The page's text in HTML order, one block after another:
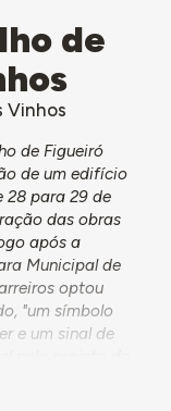
de
Vinhos
de Figueiró
de um edifício
28 para 29 de
das obras
após a
Municipal de
optou
"um símbolo
e um sinal de
de